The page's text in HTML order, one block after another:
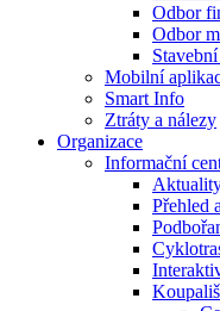
Odbor
Odbor
Mobilní
Smart Info
Ztráty a nálezy
Organizace
Informační
Přehled